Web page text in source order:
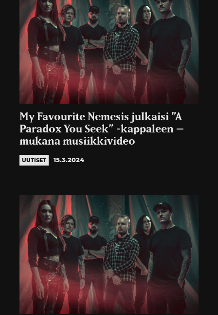
My Favourite Nemesis julkaisi ”A
Paradox You Seek” -kappaleen –
mukana musiikkivideo
UUTISET 15.3.2024